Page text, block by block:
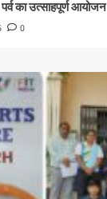
का उत्साहपूर्ण आयोजन
0